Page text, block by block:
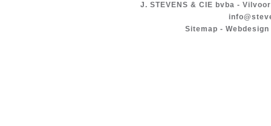
J. STEVENS & CIE bvba -
Sitemap -